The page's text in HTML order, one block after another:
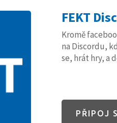
FEKT
Kromě
na Discordu,
se, hrát hry, a
PŘIPOJ